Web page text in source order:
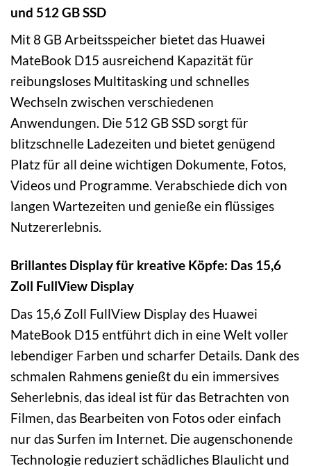
und 512 GB SSD
Mit 8 GB Arbeitsspeicher bietet das Huawei
MateBook D15 ausreichend Kapazität für
reibungsloses Multitasking und schnelles
Wechseln zwischen verschiedenen
Anwendungen. Die 512 GB SSD sorgt für
blitzschnelle Ladezeiten und bietet genügend
Platz für all deine wichtigen Dokumente, Fotos,
Videos und Programme. Verabschiede dich von
langen Wartezeiten und genieße ein flüssiges
Nutzererlebnis.
Brillantes Display für kreative Köpfe: Das 15,6
Zoll FullView Display
Das 15,6 Zoll FullView Display des Huawei
MateBook D15 entführt dich in eine Welt voller
lebendiger Farben und scharfer Details. Dank des
schmalen Rahmens genießt du ein immersives
Seherlebnis, das ideal ist für das Betrachten von
Filmen, das Bearbeiten von Fotos oder einfach
nur das Surfen im Internet. Die augenschonende
Technologie reduziert schädliches Blaulicht und